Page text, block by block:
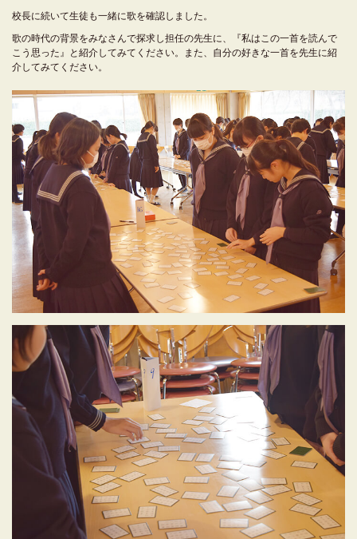
校長に続いて生徒も一緒に歌を確認しました。
歌の時代の背景をみなさんで探求し担任の先生に、『私はこの一首を読んで
こう思った』と紹介してみてください。また、自分の好きな一首を先生に紹
介してみてください。